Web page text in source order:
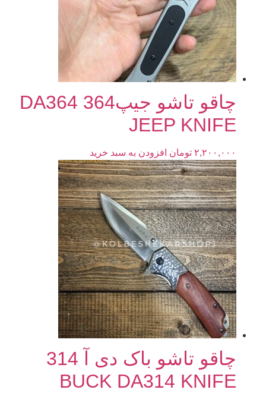
چاقو تاشو جیپ364 DA364
JEEP KNIFE
۲,۲۰۰,۰۰۰ تومان افزودن به سبد خرید
چاقو تاشو باک دی آ 314
BUCK DA314 KNIFE